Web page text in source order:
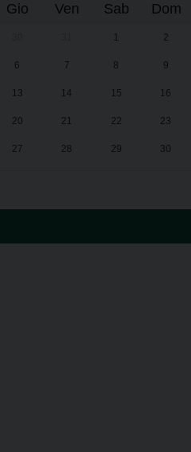
Gio Ven Sab Dom
1 2
6 7 8 9
13 14 15 16
20 21 22 23
27 28 29 30